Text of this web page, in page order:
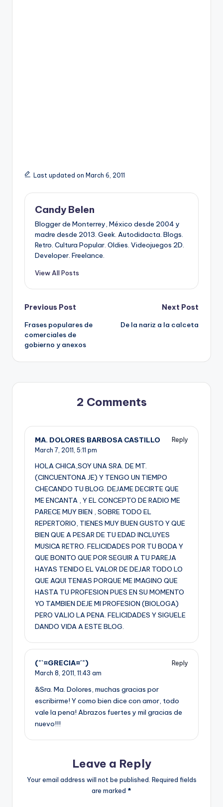
Last updated on March 6, 2011
Candy Belen
Blogger de Monterrey, México desde 2004 y
madre desde 2013. Geek. Autodidacta. Blogs.
Retro. Cultura Popular. Oldies. Videojuegos 2D.
Developer. Freelance.
View All Posts
Post
navigation
Previous Post
Frases populares de
comerciales de
gobierno y anexos
Next Post
De la nariz a la calceta
2 Comments
MA. DOLORES BARBOSA CASTILLO
Reply
March 7, 2011, 5:11 pm
HOLA CHICA,SOY UNA SRA. DE MT.
(CINCUENTONA JE) Y TENGO UN TIEMPO
CHECANDO TU BLOG. DEJAME DECIRTE QUE
ME ENCANTA , Y EL CONCEPTO DE RADIO ME
PARECE MUY BIEN , SOBRE TODO EL
REPERTORIO, TIENES MUY BUEN GUSTO Y QUE
BIEN QUE A PESAR DE TU EDAD INCLUYES
MUSICA RETRO. FELICIDADES POR TU BODA Y
QUE BONITO QUE POR SEGUIR A TU PAREJA
HAYAS TENIDO EL VALOR DE DEJAR TODO LO
QUE AQUI TENIAS PORQUE ME IMAGINO QUE
HASTA TU PROFESION PUES EN SU MOMENTO
YO TAMBIEN DEJE MI PROFESION (BIOLOGA)
PERO VALIO LA PENA. FELICIDADES Y SIGUELE
DANDO VIDA A ESTE BLOG.
(¯`¤GRECIA¤´¯)
Reply
March 8, 2011, 11:43 am
&Sra. Ma. Dolores, muchas gracias por
escribirme! Y como bien dice con amor, todo
vale la pena! Abrazos fuertes y mil gracias de
nuevo!!!
Leave a Reply
Your email address will not be published. Required fields
are marked *